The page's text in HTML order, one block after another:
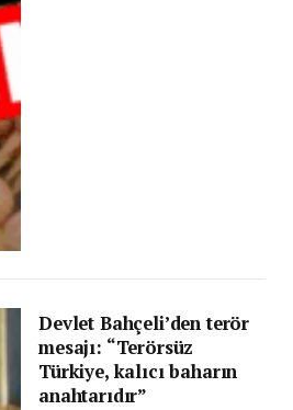
Devlet Bahçeli’den terör
mesajı: “Terörsüz
Türkiye, kalıcı baharın
anahtarıdır”